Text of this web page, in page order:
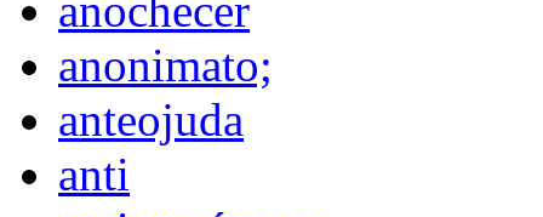
anochecer
anonimato;
anteojuda
anti